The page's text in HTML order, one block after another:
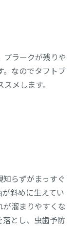
ラークが残りや
。なのでタフトブ
メします。
らずがまっすぐ
斜めに生えてい
が溜まりやすくな
落とし、虫歯予防